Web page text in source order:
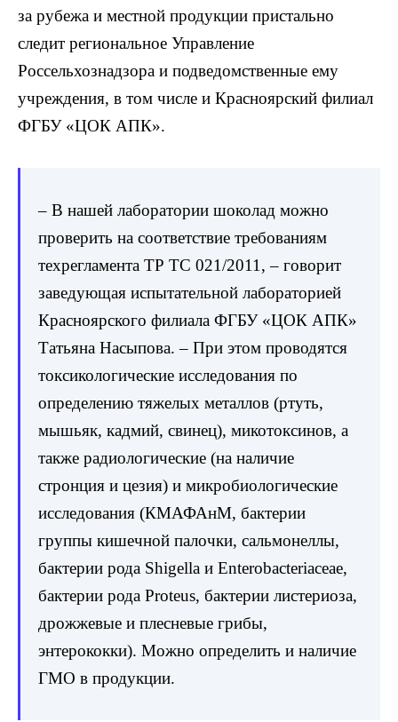
за рубежа и местной продукции пристально
следит региональное Управление
Россельхознадзора и подведомственные ему
учреждения, в том числе и Красноярский филиал
ФГБУ «ЦОК АПК».
– В нашей лаборатории шоколад можно
проверить на соответствие требованиям
техрегламента ТР ТС 021/2011, – говорит
заведующая испытательной лабораторией
Красноярского филиала ФГБУ «ЦОК АПК»
Татьяна Насыпова. – При этом проводятся
токсикологические исследования по
определению тяжелых металлов (ртуть,
мышьяк, кадмий, свинец), микотоксинов, а
также радиологические (на наличие
стронция и цезия) и микробиологические
исследования (КМАФАнМ, бактерии
группы кишечной палочки, сальмонеллы,
бактерии рода Shigella и Enterobacteriaceae,
бактерии рода Proteus, бактерии листериоза,
дрожжевые и плесневые грибы,
энтерококки). Можно определить и наличие
ГМО в продукции.